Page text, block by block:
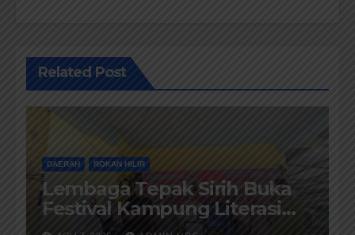
Related Post
DAERAH ROKAN HILIR
Lembaga Tepak Sirih Buka
Festival Kampung Literasi
dan Pelatihan Penguatan